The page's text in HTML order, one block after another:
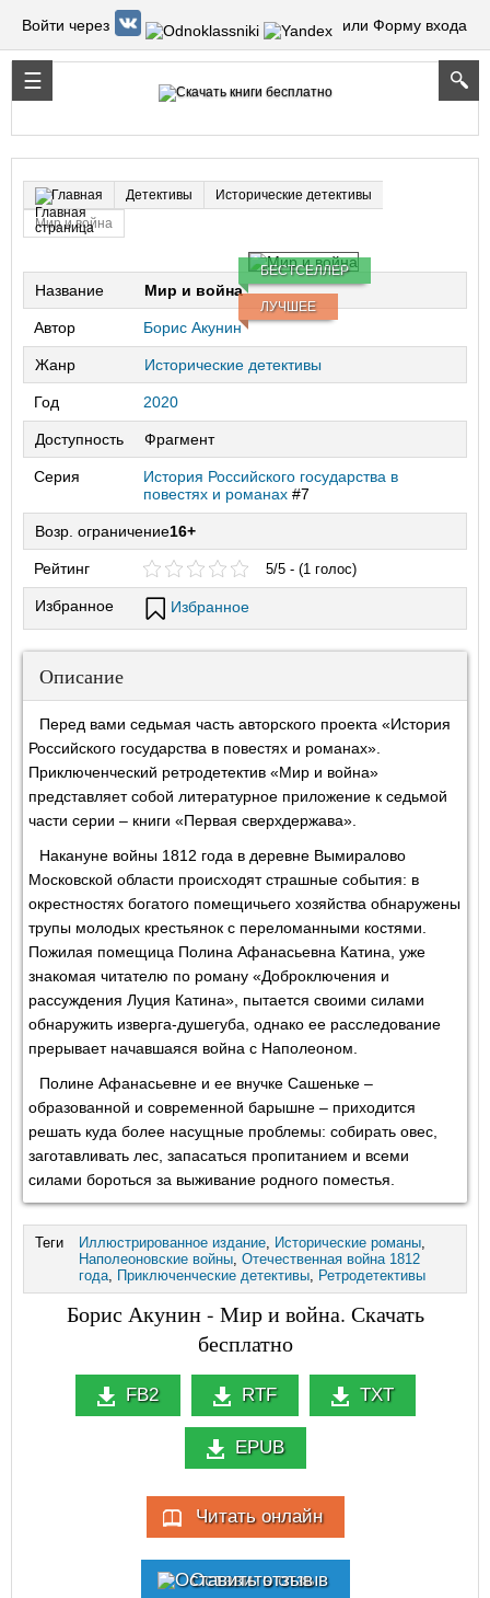
Войти через или Форму входа
Главная Детективы
Исторические детективы
Мир и война
БЕСТСЕЛЛЕР
ЛУЧШЕЕ
Название Мир и война
Автор Борис Акунин
Жанр Исторические детективы
Год 2020
Доступность Фрагмент
Серия
История Российского государства в
повестях и романах #7
Возр. ограничение16+
Рейтинг 5/5 - (1 голос)
Избранное Избранное
Описание
Перед вами седьмая часть авторского проекта «История
Российского государства в повестях и романах».
Приключенческий ретродетектив «Мир и война»
представляет собой литературное приложение к седьмой
части серии – книги «Первая сверхдержава».
Накануне войны 1812 года в деревне Вымиралово
Московской области происходят страшные события: в
окрестностях богатого помещичьего хозяйства обнаружены
трупы молодых крестьянок с переломанными костями.
Пожилая помещица Полина Афанасьевна Катина, уже
знакомая читателю по роману «Доброключения и
рассуждения Луция Катина», пытается своими силами
обнаружить изверга-душегуба, однако ее расследование
прерывает начавшаяся война с Наполеоном.
Полине Афанасьевне и ее внучке Сашеньке –
образованной и современной барышне – приходится
решать куда более насущные проблемы: собирать овес,
заготавливать лес, запасаться пропитанием и всеми
силами бороться за выживание родного поместья.
Теги Иллюстрированное издание, Исторические романы,
Наполеоновские войны, Отечественная война 1812
года, Приключенческие детективы, Ретродетективы
Борис Акунин - Мир и война. Скачать
бесплатно
FB2 RTF TXT
EPUB
Читать онлайн
Оставить отзыв